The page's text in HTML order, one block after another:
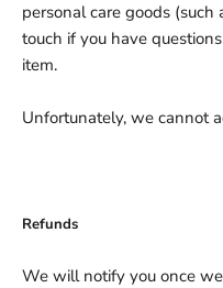
personal care goods
touch if you have
item.
Unfortunately, we cannot
Refunds
We will notify you once